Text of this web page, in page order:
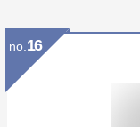
no. 16